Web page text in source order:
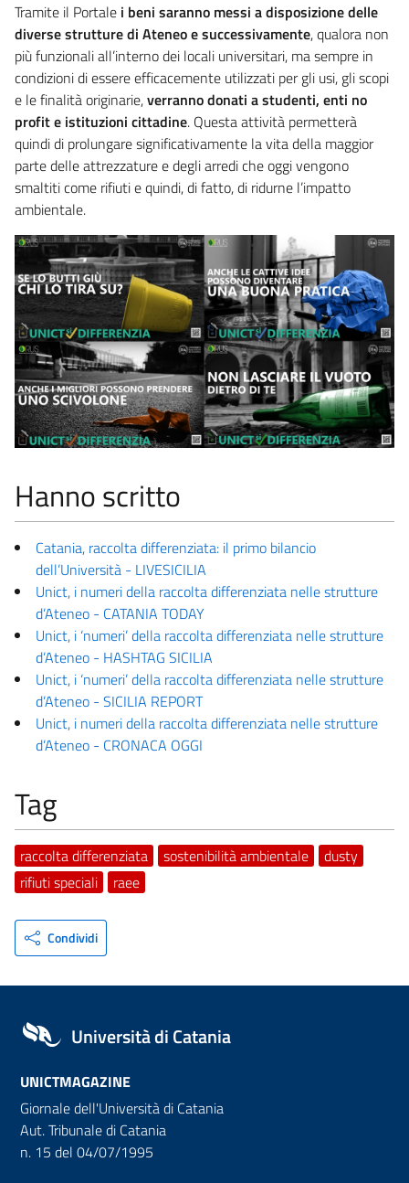
Tramite il Portale i beni saranno messi a disposizione delle
diverse strutture di Ateneo e successivamente, qualora non
più funzionali all’interno dei locali universitari, ma sempre in
condizioni di essere efficacemente utilizzati per gli usi, gli scopi
e le finalità originarie,verranno donati a studenti, enti no
profit e istituzioni cittadine. Questa attività permetterà
quindi di prolungare significativamente la vita della maggior
parte delle attrezzature e degli arredi che oggi vengono
smaltiti come rifiuti e quindi, di fatto, di ridurne l’impatto
ambientale.
Hanno scritto
Catania, raccolta differenziata: il primo bilancio
dell’Università - LIVESICILIA
Unict, i numeri della raccolta differenziata nelle strutture
d’Ateneo - CATANIA TODAY
Unict, i ‘numeri’ della raccolta differenziata nelle strutture
d’Ateneo - HASHTAG SICILIA
Unict, i ‘numeri’ della raccolta differenziata nelle strutture
d’Ateneo - SICILIA REPORT
Unict, i numeri della raccolta differenziata nelle strutture
d’Ateneo - CRONACA OGGI
Tag
raccolta differenziata sostenibilità ambientale
dusty
rifiuti speciali
raee
Condividi
Università di Catania
UNICTMAGAZINE
Giornale dell'Università di Catania
Aut. Tribunale di Catania
n. 15 del 04/07/1995